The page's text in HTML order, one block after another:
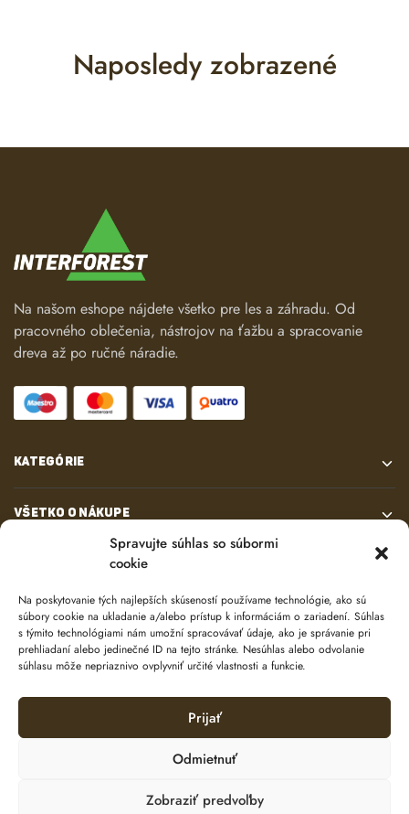
Spravujte súhlas so súbormi
cookie
Na poskytovanie tých najlepších skúseností používame technológie, ako sú
súbory cookie na ukladanie a/alebo prístup k informáciám o zariadení. Súhlas
s týmito technológiami nám umožní spracovávať údaje, ako je správanie pri
prehliadaní alebo jedinečné ID na tejto stránke. Nesúhlas alebo odvolanie
súhlasu môže nepriaznivo ovplyvniť určité vlastnosti a funkcie.
Prijať
Odmietnuť
Zobraziť predvoľby
Naposledy zobrazené
Na našom eshope nájdete všetko pre les a záhradu. Od
pracovného oblečenia, nástrojov na ťažbu a spracovanie
dreva až po ručné náradie.
KATEGÓRIE
VŠETKO O NÁKUPE
© 2024 e-shop od
Ochrana osobných údajov